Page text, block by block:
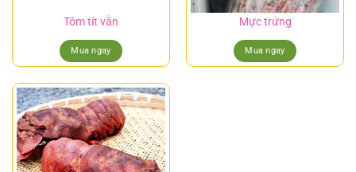
Tôm tít vằn
Mua ngay
Mực trứng
Mua ngay